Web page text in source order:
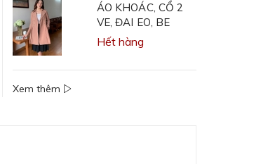
ÁO KHOÁC, CỔ 2
VE, ĐAI EO, BE
Hết hàng
Xem thêm